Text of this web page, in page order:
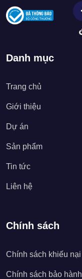
Danh mục
Trang chủ
Giới thiệu
Dự án
Sản phẩm
Tin tức
Liên hệ
Chính sách
Chính sách khiếu nại
Chính sách bảo hành